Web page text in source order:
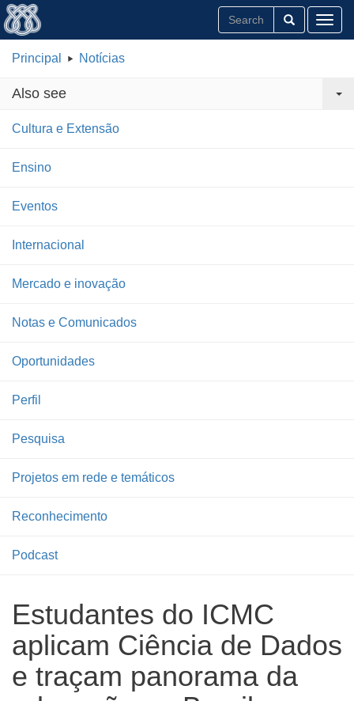
Principal Notícias
Also see
Cultura e Extensão
Ensino
Eventos
Internacional
Mercado e inovação
Notas e Comunicados
Oportunidades
Perfil
Pesquisa
Projetos em rede e temáticos
Reconhecimento
Podcast
Estudantes do ICMC
aplicam Ciência de Dados
e traçam panorama da